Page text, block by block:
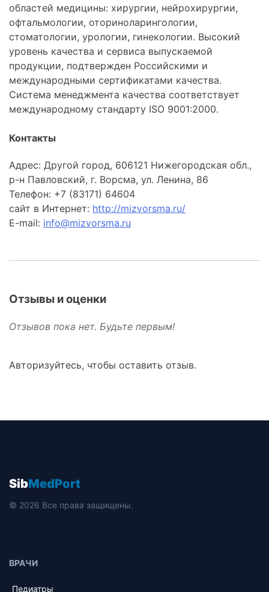
областей медицины: хирургии, нейрохирургии,
офтальмологии, оториноларингологии,
стоматологии, урологии, гинекологии. Высокий
уровень качества и сервиса выпускаемой
продукции, подтвержден Российскими и
международными сертификатами качества.
Система менеджмента качества соответствует
международному стандарту ISO 9001:2000.
Контакты
Адрес: Другой город, 606121 Нижегородская обл.,
р-н Павловский, г. Ворсма, ул. Ленина, 86
Телефон: +7 (83171) 64604
сайт в Интернет: http://mizvorsma.ru/
E-mail: info@mizvorsma.ru
Отзывы и оценки
Отзывов пока нет. Будьте первым!
Авторизуйтесь, чтобы оставить отзыв.
SibMedPort
© 2026 Все права защищены.
ВРАЧИ
Педиатры